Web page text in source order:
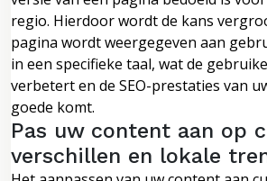
regio. Hierdoor wordt de kans
pagina wordt weergegeven aan
in een specifieke taal, wat de
verbetert en de SEO-prestaties van
goede komt.
Pas uw content aan op
verschillen en lokale